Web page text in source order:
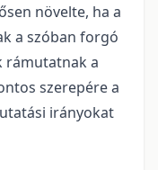
növelte, ha a
a szóban forgó
rámutatnak a
szerepére a
irányokat